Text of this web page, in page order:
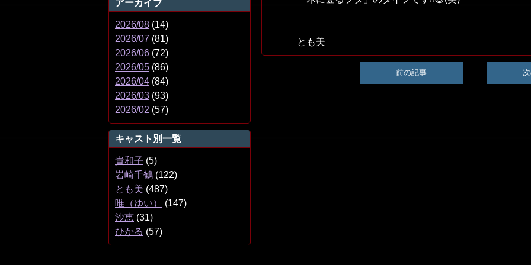
アーカイブ
2026/08 (14)
2026/07 (81)
2026/06 (72)
2026/05 (86)
2026/04 (84)
2026/03 (93)
2026/02 (57)
キャスト別一覧
貴和子 (5)
岩崎千鶴 (122)
とも美 (487)
唯（ゆい）
(147)
沙恵 (31)
ひかる (57)
とも美
前の記事